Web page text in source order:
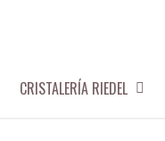
CRISTALERÍA RIEDEL